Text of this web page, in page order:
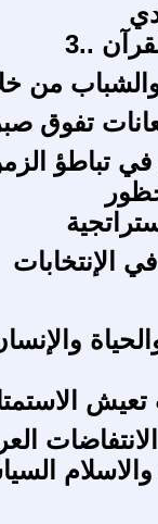
..3
والشباب من
تفوق
تباطؤ
الإنتخابات
والاسلام